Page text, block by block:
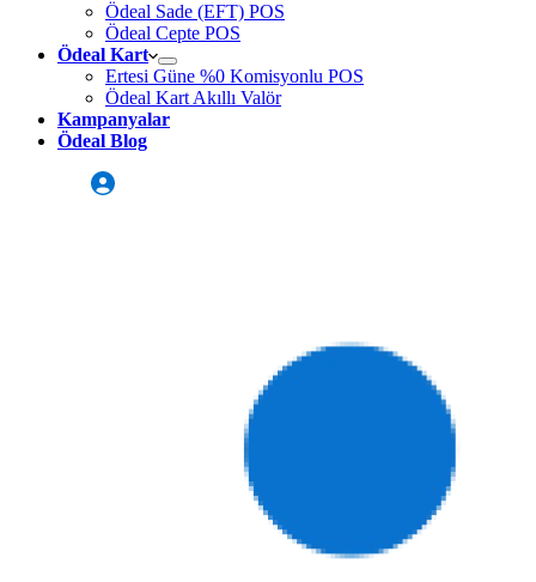
Ödeal Sade (EFT) POS
Ödeal Cepte POS
Ödeal Kart
Ertesi Güne %0 Komisyonlu POS
Ödeal Kart Akıllı Valör
Kampanyalar
Ödeal Blog